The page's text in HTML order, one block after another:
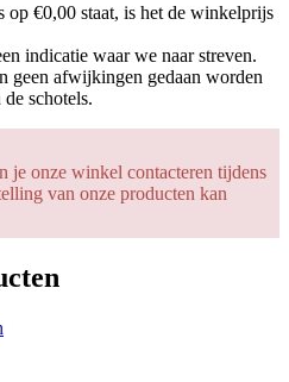
op €0,00 staat, is het de winkelprijs
indicatie waar we naar streven.
geen afwijkingen gedaan worden
schotels.
je onze winkel contacteren tijdens
van onze producten kan